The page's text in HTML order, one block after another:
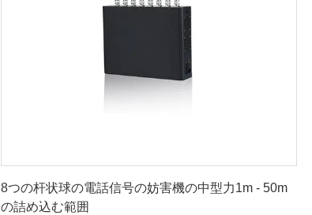
8つの杆状球の電話信号の妨害機の中型力1m - 50m
の詰め込む範囲